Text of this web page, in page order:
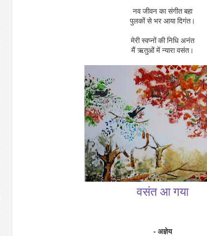
नव जीवन का संगीत बहा
पुलकों से भर आया दिगंत।
मेरी स्वप्नों की निधि अनंत
मैं ऋतुओं में न्यारा वसंत।
वसंत आ गया
- अज्ञेय